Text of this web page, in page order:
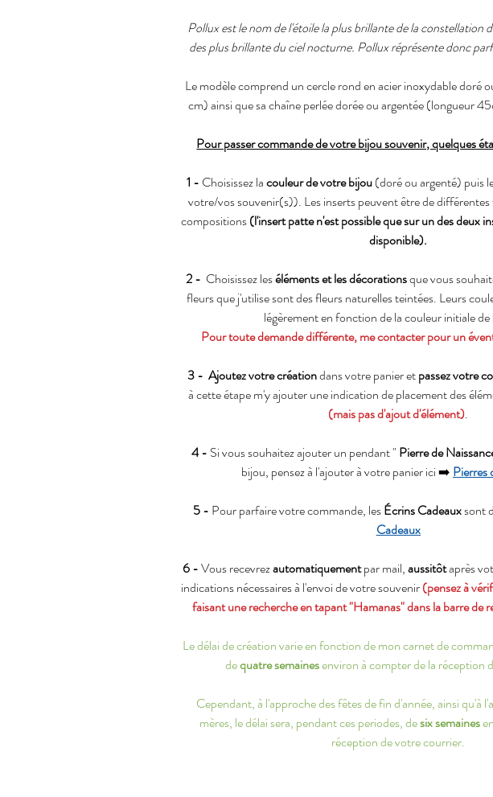
Pollux est le nom de l'étoile la plus brillante de la constellation
des plus brillante du ciel nocturne. Pollux réprésente donc
Le modèle comprend un cercle rond en acier inoxydable doré
cm) ainsi que sa chaîne perlée dorée ou argentée (longueur
Pour passer commande de votre bijou souvenir, quelques
1 - Choisissez lacouleur de votre bijou(doré ou argenté) puis
votre/vos souvenir(s)). Les inserts peuvent être de
compositions(l'insert patte n'est possible que sur un des deux
disponible).
2 - Choisissez leséléments et les décorationsque vous
fleurs que j'utilise sont des fleurs naturelles teintées. Leurs
légèrement en fonction de la couleur initiale
Pour toute demande différente, me contacter pour un
3 - Ajoutez votre créationdans votre panier etpassez votre
à cette étape m'y ajouter une indication de placement des
(mais pas d'ajout d'élément).
4 - Si vous souhaitez ajouter un pendant " Pierre de
bijou, pensez à l'ajouter à votre panier ici ➡️ Pierres
5 - Pour parfaire votre commande, lesÉcrins Cadeauxsont
Cadeaux
6 -Vous recevrezautomatiquementpar mail,aussitôtaprès
indications nécessaires à l'envoi de votre souvenir(pensez à
faisant une recherche en tapant "Hamanas" dans la barre de
Le délai de création varie en fonction de mon carnet de
dequatre semainesenviron à compter de la réception
Cependant, à l'approche des fêtes de fin d'année, ainsi qu'à
mères, le délai sera, pendant ces periodes, desix semaines
réception de votre courrier.